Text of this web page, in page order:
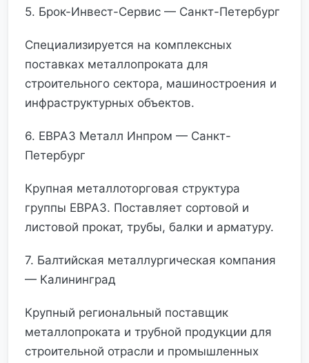
5. Брок-Инвест-Сервис — Санкт-Петербург
Специализируется на комплексных
поставках металлопроката для
строительного сектора, машиностроения и
инфраструктурных объектов.
6. ЕВРАЗ Металл Инпром — Санкт-
Петербург
Крупная металлоторговая структура
группы ЕВРАЗ. Поставляет сортовой и
листовой прокат, трубы, балки и арматуру.
7. Балтийская металлургическая компания
— Калининград
Крупный региональный поставщик
металлопроката и трубной продукции для
строительной отрасли и промышленных